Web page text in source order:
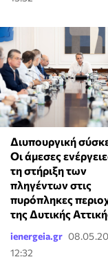
Διυπουργική
Οι άμεσες
τη στήριξη των
πληγέντων στις
πυρόπληκες
της Δυτικής
ienergeia.gr
12:32